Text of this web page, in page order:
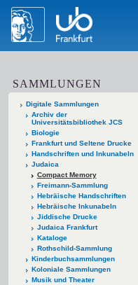
SAMMLUNGEN
Digitale Sammlungen
Archiv der
Universitätsbibliothek JCS
Biologie
Frankfurt und Seltene Drucke
Handschriften und Inkunabeln
Judaica
Compact Memory
Freimann-Sammlung
Hebräische Handschriften
Hebräische Inkunabeln
Jiddische Drucke
Judaica Frankfurt
Kataloge
Rothschild-Sammlung
Kinderbuchsammlungen
Koloniale Sammlungen
Musik und Theater